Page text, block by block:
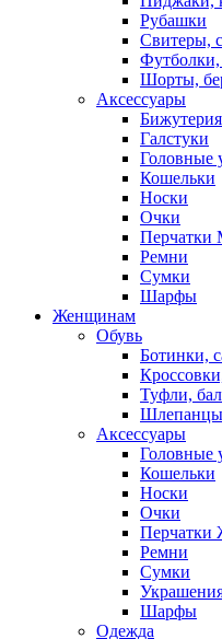
Рубашки
Свитеры,
Шорты,
Аксессуары
Бижутерия
Галстуки
Головные
Кошельки
Носки
Очки
Перчатки
Ремни
Сумки
Шарфы
Женщинам
Обувь
Ботинки,
Туфли,
Шлепанцы
Аксессуары
Головные
Кошельки
Носки
Очки
Перчатки
Ремни
Сумки
Шарфы
Одежда